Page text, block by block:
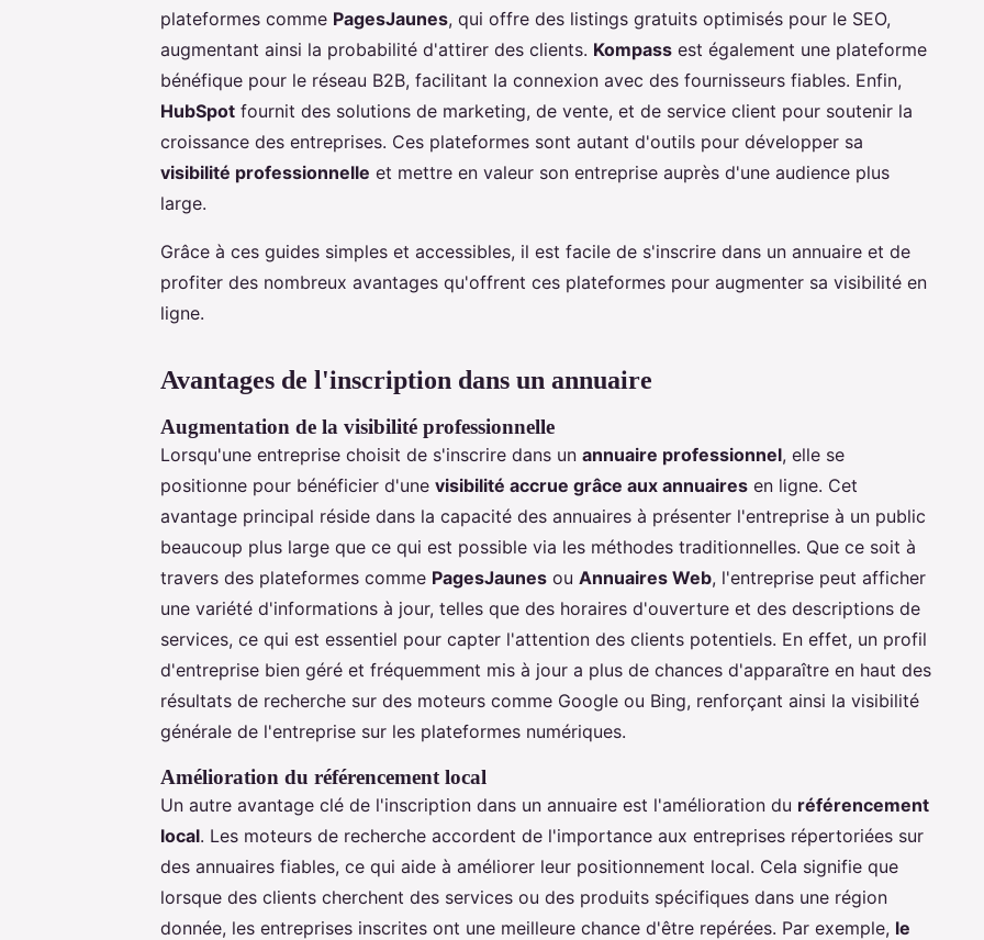
plateformes comme PagesJaunes, qui offre des listings gratuits optimisés pour le SEO,
augmentant ainsi la probabilité d'attirer des clients. Kompass est également une plateforme
bénéfique pour le réseau B2B, facilitant la connexion avec des fournisseurs fiables. Enfin,
HubSpot fournit des solutions de marketing, de vente, et de service client pour soutenir la
croissance des entreprises. Ces plateformes sont autant d'outils pour développer sa
visibilité professionnelle et mettre en valeur son entreprise auprès d'une audience plus
large.
Grâce à ces guides simples et accessibles, il est facile de s'inscrire dans un annuaire et de
profiter des nombreux avantages qu'offrent ces plateformes pour augmenter sa visibilité en
ligne.
Avantages de l'inscription dans un annuaire
Augmentation de la visibilité professionnelle
Lorsqu'une entreprise choisit de s'inscrire dans un annuaire professionnel, elle se
positionne pour bénéficier d'une visibilité accrue grâce aux annuaires en ligne. Cet
avantage principal réside dans la capacité des annuaires à présenter l'entreprise à un public
beaucoup plus large que ce qui est possible via les méthodes traditionnelles. Que ce soit à
travers des plateformes comme PagesJaunes ou Annuaires Web, l'entreprise peut afficher
une variété d'informations à jour, telles que des horaires d'ouverture et des descriptions de
services, ce qui est essentiel pour capter l'attention des clients potentiels. En effet, un profil
d'entreprise bien géré et fréquemment mis à jour a plus de chances d'apparaître en haut des
résultats de recherche sur des moteurs comme Google ou Bing, renforçant ainsi la visibilité
générale de l'entreprise sur les plateformes numériques.
Amélioration du référencement local
Un autre avantage clé de l'inscription dans un annuaire est l'amélioration du référencement
local. Les moteurs de recherche accordent de l'importance aux entreprises répertoriées sur
des annuaires fiables, ce qui aide à améliorer leur positionnement local. Cela signifie que
lorsque des clients cherchent des services ou des produits spécifiques dans une région
donnée, les entreprises inscrites ont une meilleure chance d'être repérées. Par exemple, le